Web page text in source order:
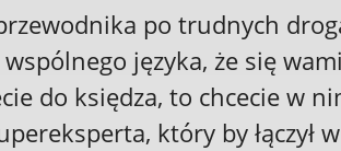
po trudnych
języka, że się
do księdza, to chcecie w
który by łączył